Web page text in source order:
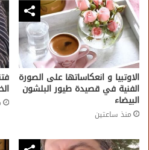
الاوتبيا و انعكاساتها على الصورة
الفنية في قصيدة طيور البلشون
البيضاء
منذ ساعتين